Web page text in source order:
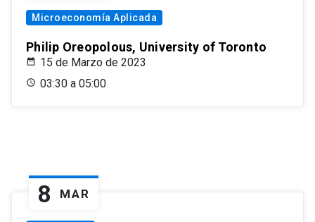
Microeconomía Aplicada
Philip Oreopolous, University of Toronto
15 de Marzo de 2023
03:30 a 05:00
8 MAR